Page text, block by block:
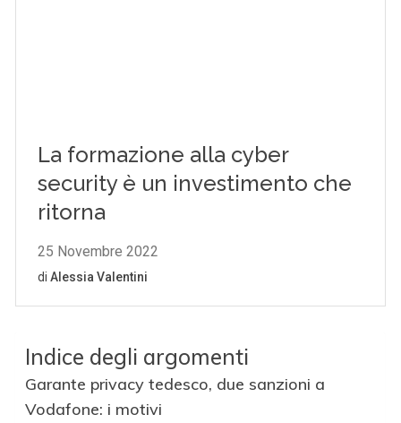
Indice degli argomenti
Garante privacy tedesco, due sanzioni a
Vodafone: i motivi